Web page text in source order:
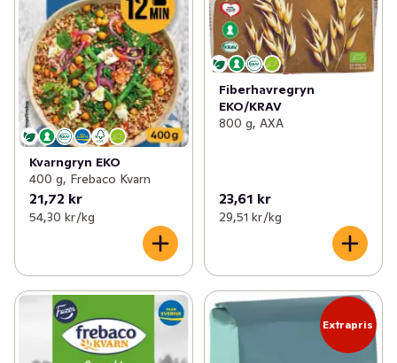
Kvarngryn EKO
400 g, Frebaco Kvarn
21,72 kr
54,30 kr /kg
Fiberhavregryn
EKO/KRAV
800 g, AXA
23,61 kr
29,51 kr /kg
Extrapris